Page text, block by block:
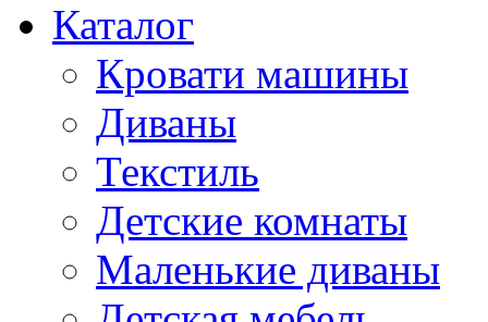
Каталог
Кровати машины
Диваны
Текстиль
Детские комнаты
Маленькие диваны